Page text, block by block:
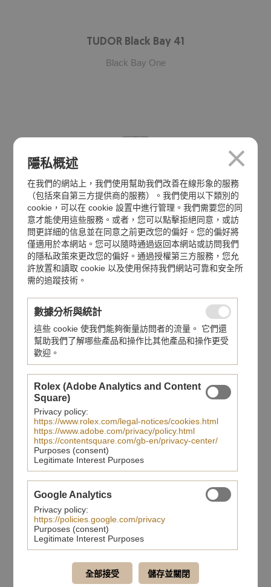
TUDOR Black Bay 41
Black Bay One
TUDOR Black Bay 41
隱私概述
在我們的網站上，我們使用幫助我們改善在線形象的服務
（包括來自第三方提供商的服務）。我們使用以下類別的
cookie，可以在 cookie 設置中進行管理。我們需要您的同
意才能使用這些服務。或者，您可以點擊拒絕同意，或訪
問更詳細的信息並在同意之前更改您的偏好。您的偏好將
僅適用於本網站。您可以隨時通過返回本網站或訪問我們
的隱私政策來更改您的偏好。通過授權第三方服務，您允
許放置和讀取 cookie 以及使用保持我們網站可靠和安全所
需的追蹤技術。
數據分析與統計
這些 cookie 使我們能夠衡量訪問者的流量。 它們還
幫助我們了解哪些產品和操作比其他產品和操作更受
歡迎。
Rolex (Adobe Analytics and Content
Square)
Privacy policy:
https://www.rolex.com/legal-notices/cookies.html
https://www.adobe.com/privacy/policy.html
https://contentsquare.com/gb-en/privacy-center/
Purposes (consent)
Legitimate Interest Purposes
Google Analytics
Privacy policy:
https://policies.google.com/privacy
Purposes (consent)
Legitimate Interest Purposes
全部接受 儲存並關閉